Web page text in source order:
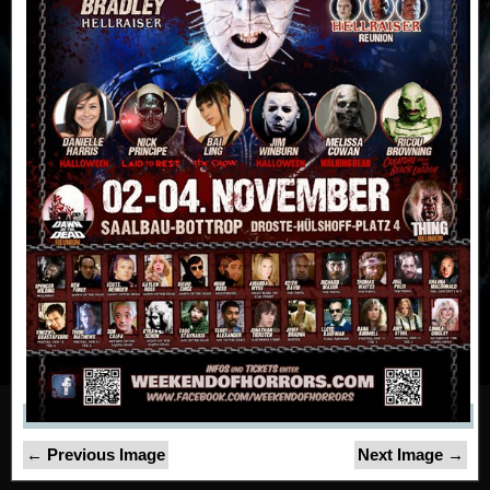
← Previous Image Next Image →